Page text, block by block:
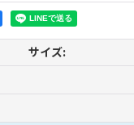
サイズ: